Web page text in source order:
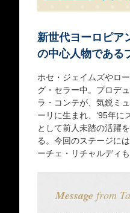
新世代ヨーロピア
の中心人物である
ホセ・ジェイムズやロ
グ・セラー中。プロデ
ラ・コンテが、気鋭ミ
ーリに生まれ、‘95年
として前人未踏の活躍
る。今回のステージに
ーチェ・リチャルディ
Message from